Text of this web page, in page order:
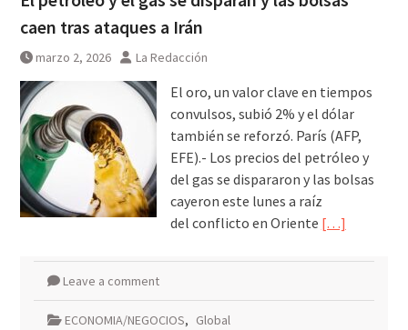
caen tras ataques a Irán
marzo 2, 2026 La Redacción
El oro, un valor clave en tiempos
convulsos, subió 2% y el dólar
también se reforzó. París (AFP,
EFE).- Los precios del petróleo y
del gas se dispararon y las bolsas
cayeron este lunes a raíz
del conflicto en Oriente […]
Leave a comment
ECONOMIA/NEGOCIOS, Global